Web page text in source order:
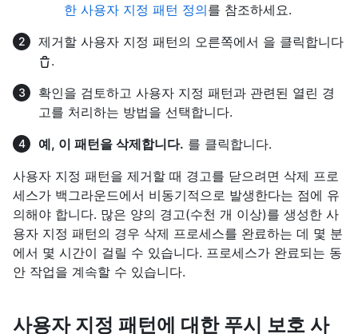
한 사용자 지정 패턴 정의를 참조하세요.
제거할 사용자 지정 패턴의 오른쪽에서 을 클릭합니다
.
확인을 검토하고 사용자 지정 패턴과 관련된 열린 경
고를 처리하는 방법을 선택합니다.
예, 이 패턴을 삭제합니다. 를 클릭합니다.
사용자 지정 패턴을 제거할 때 경고를 닫으려면 삭제 프로
세스가 백그라운드에서 비동기적으로 발생한다는 점에 유
의해야 합니다. 많은 양의 경고(수천 개 이상)를 생성한 사
용자 지정 패턴의 경우 삭제 프로세스를 완료하는 데 몇 분
에서 몇 시간이 걸릴 수 있습니다. 프로세스가 완료되는 동
안 작업을 계속할 수 있습니다.
사용자 지정 패턴에 대한 푸시 보호 사